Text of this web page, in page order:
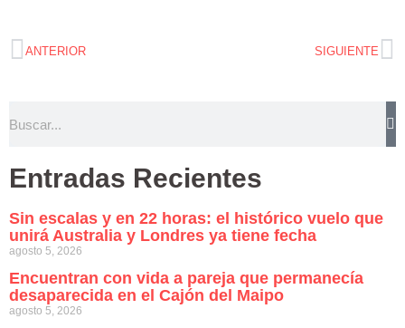
ANTERIOR SIGUIENTE
Entradas Recientes
Sin escalas y en 22 horas: el histórico vuelo que
unirá Australia y Londres ya tiene fecha
agosto 5, 2026
Encuentran con vida a pareja que permanecía
desaparecida en el Cajón del Maipo
agosto 5, 2026